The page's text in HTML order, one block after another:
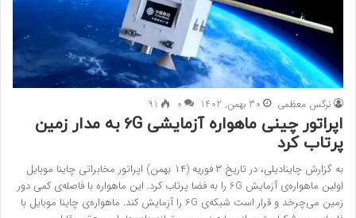
نرگس معظمی 30 بهمن, 1402 0
91
اپراتور چینی ماهواره آزمایشی 6G به مدار زمین
پرتاب کرد
به گزارش چاینادیلی، در تاریخ ۳ فوریه (۱۴ بهمن) اپراتور مخابراتی چاینا موبایل
اولین ماهواره‌ی آزمایش 6G را به فضا پرتاب کرد. این ماهواره با فاصله‌ی کمی دور
زمین می‌چرخد و قرار است شبکه‌ی 6G را آزمایش کند. ماهواره‌ی چاینا موبایل با